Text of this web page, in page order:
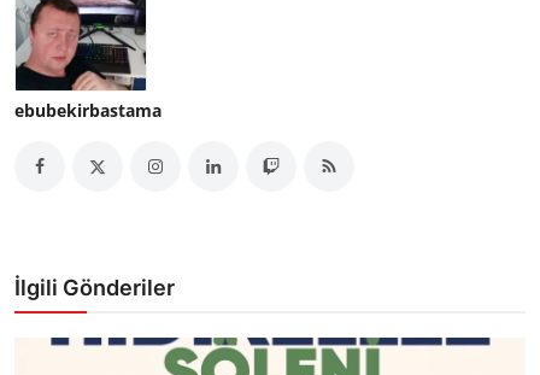
ebubekirbastama
İlgili Gönderiler